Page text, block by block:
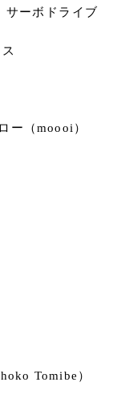
サーボドライブ
ー（moooi）
Tomibe）